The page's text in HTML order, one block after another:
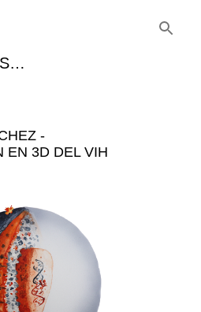
Ir al contenido principal
-
EN 3D DEL VIH